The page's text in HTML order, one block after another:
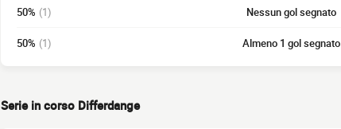
50% (1) Nessun gol segnato
50% (1) Almeno 1 gol segnato
Serie in corso Differdange